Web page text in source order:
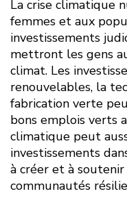
La crise climatique
femmes et aux
investissements
mettront les gens
climat. Les
renouvelables, la
fabrication verte
bons emplois verts
climatique peut
investissements
à créer et à
communautés